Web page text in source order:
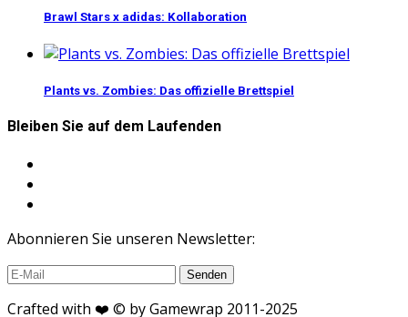
Brawl Stars x adidas: Kollaboration
Plants vs. Zombies: Das offizielle Brettspiel
Bleiben Sie auf dem Laufenden
Abonnieren Sie unseren Newsletter:
Crafted with ❤️ © by Gamewrap 2011-2025